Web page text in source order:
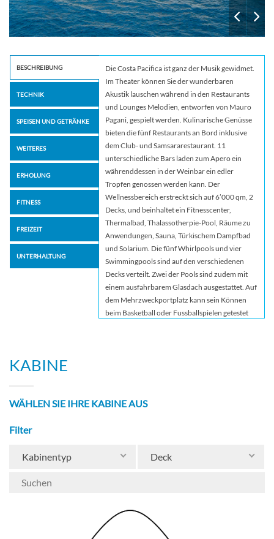
BESCHREIBUNG
TECHNIK
SPEISEN UND GETRÄNKE
WEITERES
ERHOLUNG
FITNESS
FREIZEIT
UNTERHALTUNG
Die Costa Pacifica ist ganz der Musik gewidmet.
Im Theater können Sie der wunderbaren
Akustik lauschen während in den Restaurants
und Lounges Melodien, entworfen von Mauro
Pagani, gespielt werden. Kulinarische Genüsse
bieten die fünf Restaurants an Bord inklusive
dem Club- und Samsararestaurant. 11
unterschiedliche Bars laden zum Apero ein
währenddessen in der Weinbar ein edler
Tropfen genossen werden kann. Der
Wellnessbereich erstreckt sich auf 6’000 qm, 2
Decks, und beinhaltet ein Fitnesscenter,
Thermalbad, Thalassotherpie-Pool, Räume zu
Anwendungen, Sauna, Türkischem Dampfbad
und Solarium. Die fünf Whirlpools und vier
Swimmingpools sind auf den verschiedenen
Decks verteilt. Zwei der Pools sind zudem mit
einem ausfahrbarem Glasdach ausgestattet. Auf
dem Mehrzweckportplatz kann sein Können
beim Basketball oder Fussballspielen getestet
Rennwagen-Simulator darf natürlich auch nicht
KABINE
WÄHLEN SIE IHRE KABINE AUS
Filter
Kabinentyp Deck